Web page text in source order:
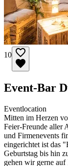
10
Event-Bar
Eventlocation
Mitten im Herzen
Feier-Freunde aller
und Firmenevents
eingerichtet ist das
Geburtstag bis hin
gehen wir gerne